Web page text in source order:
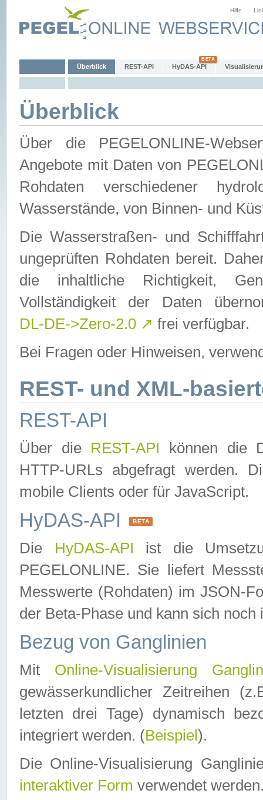
Hilfe
Überblick REST-API HyDAS-API
Überblick
Über die PEGELONLINE-
Angebote mit Daten von
Rohdaten verschiedener
Wasserstände, von Binnen- und
Die Wasserstraßen- und
ungeprüften Rohdaten bereit.
die inhaltliche Richtigkeit,
Vollständigkeit der Daten
DL-DE->Zero-2.0 ↗ frei verfügbar.
Bei Fragen oder Hinweisen,
REST- und XML-
REST-API
Über die REST-API können die
HTTP-URLs abgefragt werden.
mobile Clients oder für JavaScript.
HyDAS-API BETA
Die HyDAS-API ist die
PEGELONLINE. Sie liefert
Messwerte (Rohdaten) im JSON-
der Beta-Phase und kann sich noch
Bezug von Ganglinien
Mit Online-Visualisierung
gewässerkundlicher Zeitreihen
letzten drei Tage) dynamisch
integriert werden. (Beispiel ).
Die Online-Visualisierung
interaktiver Form verwendet